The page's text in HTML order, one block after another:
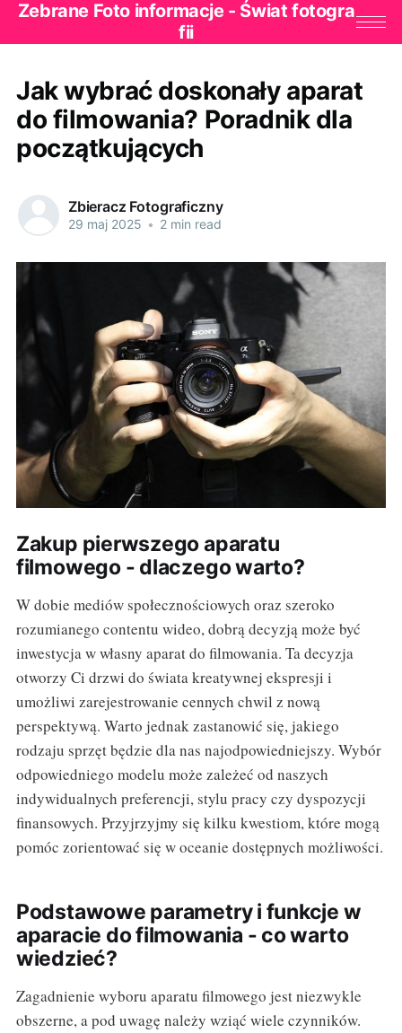
Zebrane Foto informacje - Świat fotogra
fii
Jak wybrać doskonały aparat
do filmowania? Poradnik dla
początkujących
Zbieracz Fotograficzny
29 maj 2025 • 2 min read
Zakup pierwszego aparatu
filmowego - dlaczego warto?
W dobie mediów społecznościowych oraz szeroko
rozumianego contentu wideo, dobrą decyzją może być
inwestycja w własny aparat do filmowania. Ta decyzja
otworzy Ci drzwi do świata kreatywnej ekspresji i
umożliwi zarejestrowanie cennych chwil z nową
perspektywą. Warto jednak zastanowić się, jakiego
rodzaju sprzęt będzie dla nas najodpowiedniejszy. Wybór
odpowiedniego modelu może zależeć od naszych
indywidualnych preferencji, stylu pracy czy dyspozycji
finansowych. Przyjrzyjmy się kilku kwestiom, które mogą
pomóc zorientować się w oceanie dostępnych możliwości.
Podstawowe parametry i funkcje w
aparacie do filmowania - co warto
wiedzieć?
Zagadnienie wyboru aparatu filmowego jest niezwykle
obszerne, a pod uwagę należy wziąć wiele czynników.